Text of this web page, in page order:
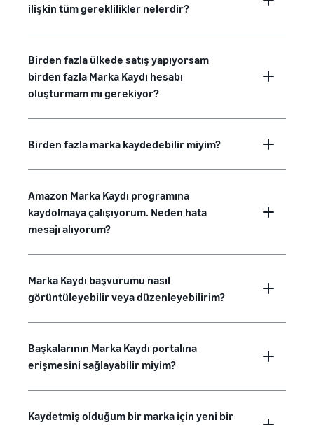
ilişkin tüm gereklilikler nelerdir?
Birden fazla ülkede satış yapıyorsam
birden fazla Marka Kaydı hesabı
oluşturmam mı gerekiyor?
Birden fazla marka kaydedebilir miyim?
Amazon Marka Kaydı programına
kaydolmaya çalışıyorum. Neden hata
mesajı alıyorum?
Marka Kaydı başvurumu nasıl
görüntüleyebilir veya düzenleyebilirim?
Başkalarının Marka Kaydı portalına
erişmesini sağlayabilir miyim?
Kaydetmiş olduğum bir marka için yeni bir